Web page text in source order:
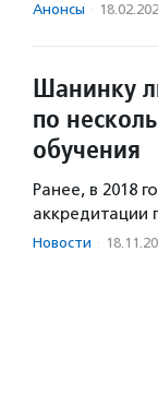
Анонсы ·
Шанинку
по
обучения
Ранее, в 2018
аккредитации
Новости ·